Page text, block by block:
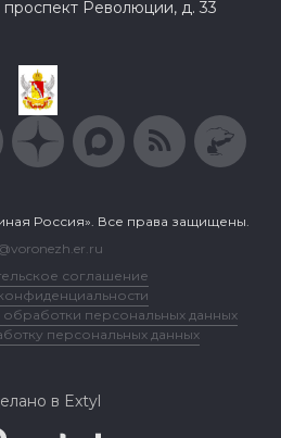
проспект Революции, д. 33
Россия». Все права защищены.
соглашение
персональных данных
персональных данных
в Extyl